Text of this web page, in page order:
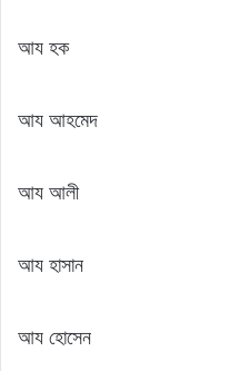
আয হক
আয আহমেদ
আয আলী
আয হাসান
আয হোসেন